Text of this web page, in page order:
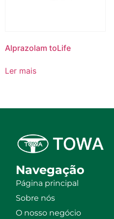
Alprazolam toLife
Ler mais
Navegação
Página principal
Sobre nós
O nosso negócio